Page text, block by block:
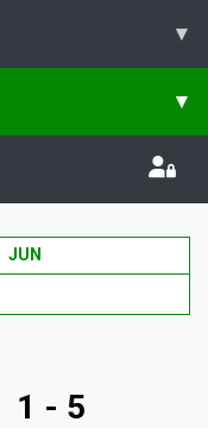
▾
▾
JUN
1 - 5